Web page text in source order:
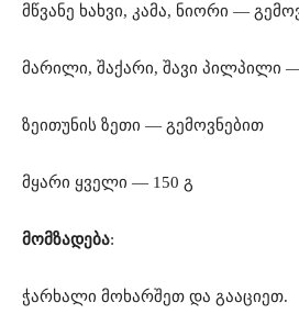
მწვანე ხახვი, კამა, ნიორი —
მარილი, შაქარი, შავი პილპილი
ზეითუნის ზეთი — გემოვნებით
მყარი ყველი — 150 გ
მომზადება:
ჭარხალი მოხარშეთ და გააციეთ.